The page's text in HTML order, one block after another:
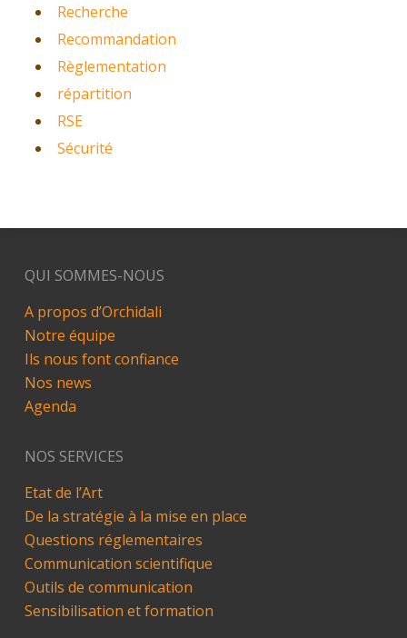
Recherche
Recommandation
Règlementation
répartition
RSE
Sécurité
QUI SOMMES-NOUS
A propos d’Orchidali
Notre équipe
Ils nous font confiance
Nos news
Agenda
NOS SERVICES
Etat de l’Art
De la stratégie à la mise en place
Questions réglementaires
Communication scientifique
Outils de communication
Sensibilisation et formation